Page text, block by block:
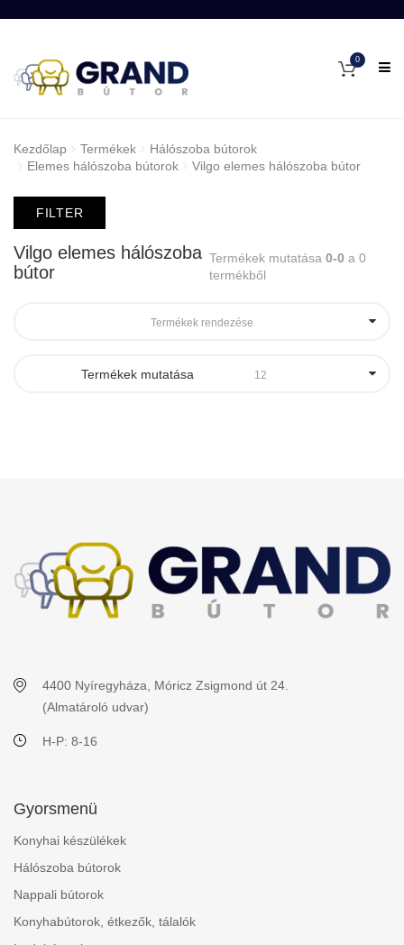
0
Kezdőlap Termékek
Hálószoba bútorok
Elemes hálószoba bútorok
Vilgo elemes hálószoba bútor
FILTER
Vilgo elemes hálószoba
bútor
Termékek mutatása0-0a 0
termékből
Termékek rendezése
Termékek mutatása 12
4400 Nyíregyháza, Móricz Zsigmond út 24.
(Almatároló udvar)
H-P: 8-16
Gyorsmenü
Konyhai készülékek
Hálószoba bútorok
Nappali bútorok
Konyhabútorok, étkezők, tálalók